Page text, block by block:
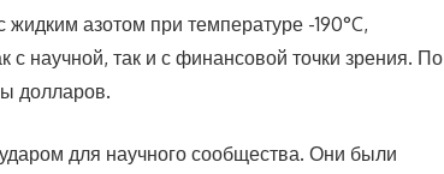
азотом при температуре -190°C,
с научной, так и с финансовой точки зрения. По
долларов.
для научного сообщества. Они были